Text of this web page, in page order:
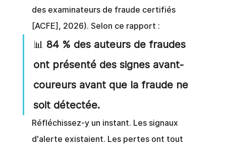
des examinateurs de fraude certifiés
[ACFE], 2026). Selon ce rapport :
📊 84 % des auteurs de fraudes
ont présenté des signes avant-
coureurs avant que la fraude ne
soit détectée.
Réfléchissez-y un instant. Les signaux
d'alerte existaient. Les pertes ont tout